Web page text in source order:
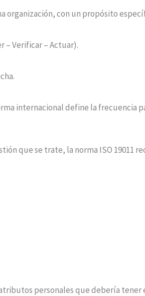
organización, con un propósito
– Verificar – Actuar).
internacional define la frecuencia
que se trate, la norma ISO 19011
personales que debería